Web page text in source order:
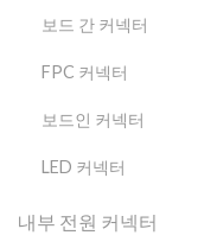
보드 간 커넥터
FPC 커넥터
보드인 커넥터
LED 커넥터
내부 전원 커넥터